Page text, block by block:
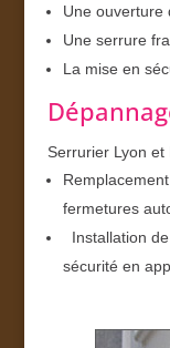
Une ouverture
Une serrure
La mise en
Serrurier Lyon
fermetures
Installation
sécurité en